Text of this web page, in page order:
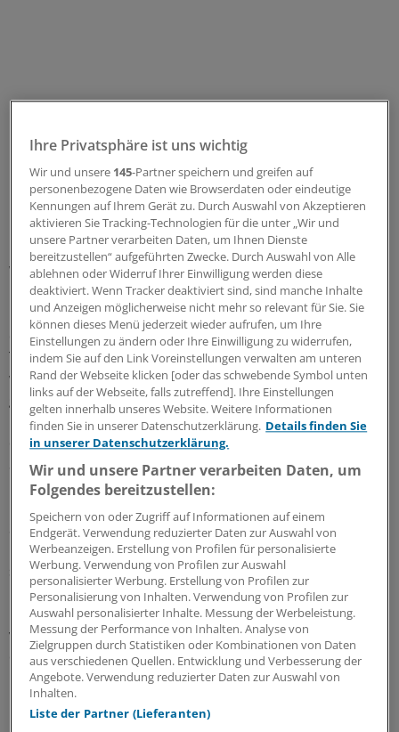
Was bringt das System dem Arzt? Aktuelle, detaillierte
Informationen zum Wohlergehen des Patienten, erklärt
Überall. "Die Zentren sehen in Echtzeit, was gerade mit
dem Patienten passiert, welche Reaktionen er auf eine
Therapiemaßnahme zeigt, die ergriffen wurde und
welche anderen Ereignisse zu einer Verschlechterung
geführt haben." Ein wesentliches Element der Software,
um diese Informationen zu erhalten, ist Überall zufolge
das "Körperschema", das Teil des Deutschen
Schmerzfragebogens ist.
Silhouette den Ort und die Intensität des Schmerzes ein.
"Das klingt völlig unwissenschaftlich, aber Fakt ist: Aus
solchen Informationen gewinnen wir so viele
Detailinformationen für die Therapiekonzepte",
bewertet Überall den Wert des Körperschemas. Auch
viszerale Schmerzen an inneren Organen ließen sich
darstellen.
Die Datensicherheit der Software ist gewährt, betont
Überall. Die Server befinden sich nach seinen Angaben
Ihre Privatsphäre ist uns wichtig
Wir und unsere 145-Partner speichern und greifen auf
personenbezogene Daten wie Browserdaten oder eindeutige
Kennungen auf Ihrem Gerät zu. Durch Auswahl von Akzeptieren
aktivieren Sie Tracking-Technologien für die unter „Wir und
unsere Partner verarbeiten Daten, um Ihnen Dienste
bereitzustellen“ aufgeführten Zwecke. Durch Auswahl von Alle
ablehnen oder Widerruf Ihrer Einwilligung werden diese
deaktiviert. Wenn Tracker deaktiviert sind, sind manche Inhalte
und Anzeigen möglicherweise nicht mehr so relevant für Sie. Sie
können dieses Menü jederzeit wieder aufrufen, um Ihre
Einstellungen zu ändern oder Ihre Einwilligung zu widerrufen,
indem Sie auf den Link Voreinstellungen verwalten am unteren
Rand der Webseite klicken [oder das schwebende Symbol unten
links auf der Webseite, falls zutreffend]. Ihre Einstellungen
gelten innerhalb unseres Website. Weitere Informationen
finden Sie in unserer Datenschutzerklärung. Details finden Sie
in unserer Datenschutzerklärung.
Wir und unsere Partner verarbeiten Daten, um
Folgendes bereitzustellen:
Speichern von oder Zugriff auf Informationen auf einem
Endgerät. Verwendung reduzierter Daten zur Auswahl von
Werbeanzeigen. Erstellung von Profilen für personalisierte
Werbung. Verwendung von Profilen zur Auswahl
personalisierter Werbung. Erstellung von Profilen zur
Personalisierung von Inhalten. Verwendung von Profilen zur
Auswahl personalisierter Inhalte. Messung der Werbeleistung.
Messung der Performance von Inhalten. Analyse von
Zielgruppen durch Statistiken oder Kombinationen von Daten
aus verschiedenen Quellen. Entwicklung und Verbesserung der
Angebote. Verwendung reduzierter Daten zur Auswahl von
Inhalten.
Liste der Partner (Lieferanten)